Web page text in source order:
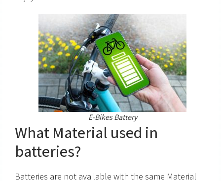
E-Bikes Battery
What Material used in
batteries?
Batteries are not available with the same Material